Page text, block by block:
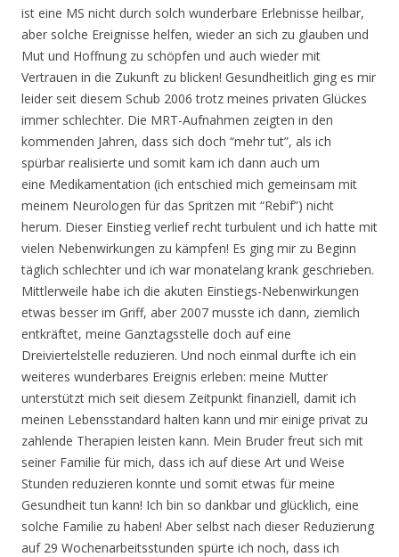
ist eine MS nicht durch solch wunderbare Erlebnisse heilbar,
aber solche Ereignisse helfen, wieder an sich zu glauben und
Mut und Hoffnung zu schöpfen und auch wieder mit
Vertrauen in die Zukunft zu blicken! Gesundheitlich ging es mir
leider seit diesem Schub 2006 trotz meines privaten Glückes
immer schlechter. Die MRT-Aufnahmen zeigten in den
kommenden Jahren, dass sich doch “mehr tut”, als ich
spürbar realisierte und somit kam ich dann auch um
eine Medikamentation (ich entschied mich gemeinsam mit
meinem Neurologen für das Spritzen mit “Rebif”) nicht
herum. Dieser Einstieg verlief recht turbulent und ich hatte mit
vielen Nebenwirkungen zu kämpfen! Es ging mir zu Beginn
täglich schlechter und ich war monatelang krank geschrieben.
Mittlerweile habe ich die akuten Einstiegs-Nebenwirkungen
etwas besser im Griff, aber 2007 musste ich dann, ziemlich
entkräftet, meine Ganztagsstelle doch auf eine
Dreiviertelstelle reduzieren. Und noch einmal durfte ich ein
weiteres wunderbares Ereignis erleben: meine Mutter
unterstützt mich seit diesem Zeitpunkt finanziell, damit ich
meinen Lebensstandard halten kann und mir einige privat zu
zahlende Therapien leisten kann. Mein Bruder freut sich mit
seiner Familie für mich, dass ich auf diese Art und Weise
Stunden reduzieren konnte und somit etwas für meine
Gesundheit tun kann! Ich bin so dankbar und glücklich, eine
solche Familie zu haben! Aber selbst nach dieser Reduzierung
auf 29 Wochenarbeitsstunden spürte ich noch, dass ich